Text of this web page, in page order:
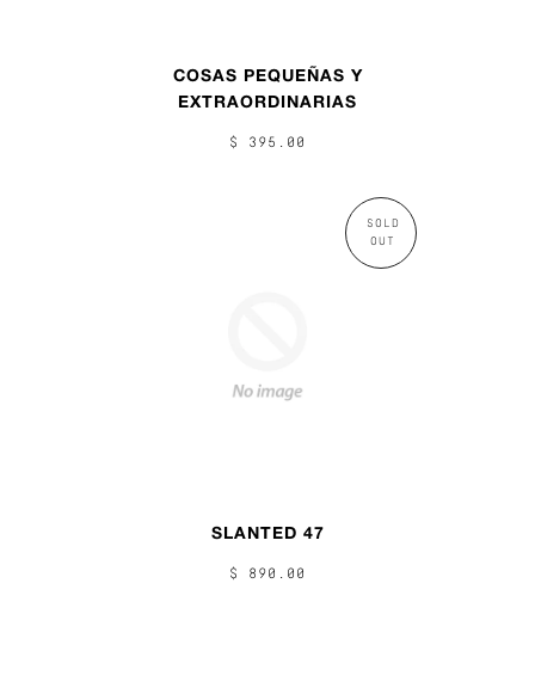
COSAS PEQUEÑAS Y
EXTRAORDINARIAS
$ 395.00
SOLD
OUT
SLANTED 47
$ 890.00